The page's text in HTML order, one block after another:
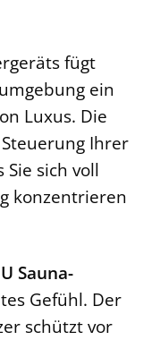
fügt
ein
Luxus. Die
Ihrer
sich voll
konzentrieren
Sauna-
Gefühl. Der
schützt vor